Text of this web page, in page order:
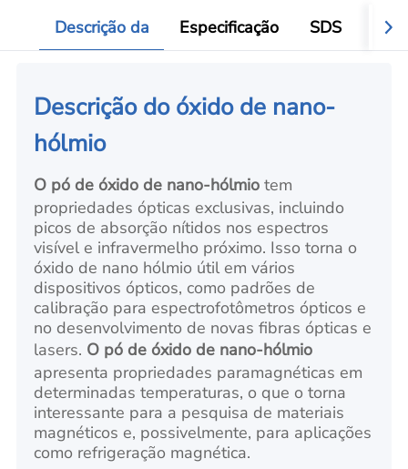
Descrição da Especificação SDS
Descrição do óxido de nano-
hólmio
O pó de óxido de nano-hólmio tem
propriedades ópticas exclusivas, incluindo
picos de absorção nítidos nos espectros
visível e infravermelho próximo. Isso torna o
óxido de nano hólmio útil em vários
dispositivos ópticos, como padrões de
calibração para espectrofotômetros ópticos e
no desenvolvimento de novas fibras ópticas e
lasers. O pó de óxido de nano-hólmio
apresenta propriedades paramagnéticas em
determinadas temperaturas, o que o torna
interessante para a pesquisa de materiais
magnéticos e, possivelmente, para aplicações
como refrigeração magnética.